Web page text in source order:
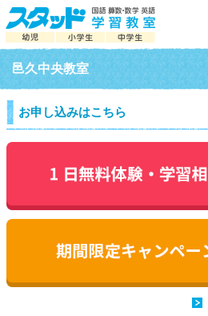
邑久中央教室
お申し込みはこちら